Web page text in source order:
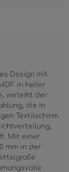
Design mit
in heller
verleiht der
die in
Textilschirm
Mit einer
mm in der